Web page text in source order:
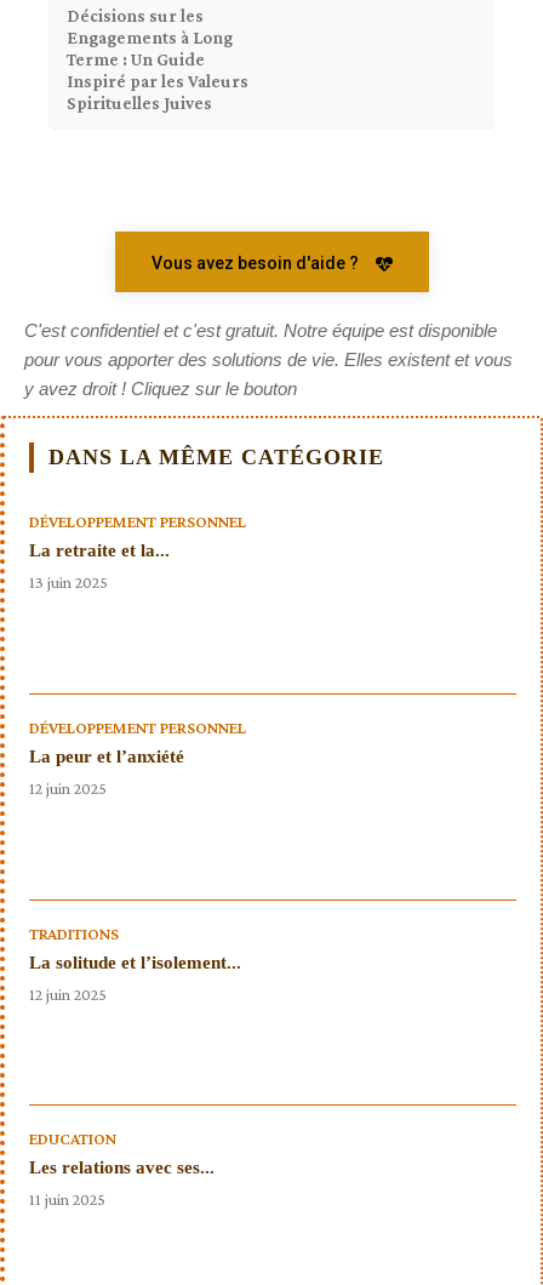
Décisions sur les
Engagements à Long
Terme : Un Guide
Inspiré par les Valeurs
Spirituelles Juives
Vous avez besoin d'aide ?
C'est confidentiel et c'est gratuit. Notre équipe est disponible
pour vous apporter des solutions de vie. Elles existent et vous
y avez droit ! Cliquez sur le bouton
DANS LA MÊME CATÉGORIE
DÉVELOPPEMENT PERSONNEL
La retraite et la...
13 juin 2025
DÉVELOPPEMENT PERSONNEL
La peur et l’anxiété
12 juin 2025
TRADITIONS
La solitude et l’isolement...
12 juin 2025
EDUCATION
Les relations avec ses...
11 juin 2025